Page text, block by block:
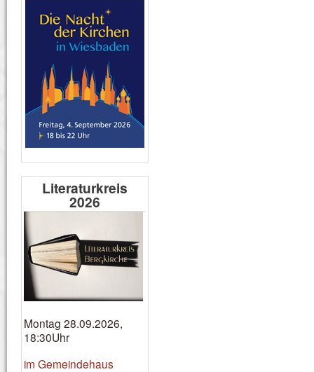
Literaturkreis
2026
Montag 28.09.2026,
18:30Uhr
im Gemeindehaus